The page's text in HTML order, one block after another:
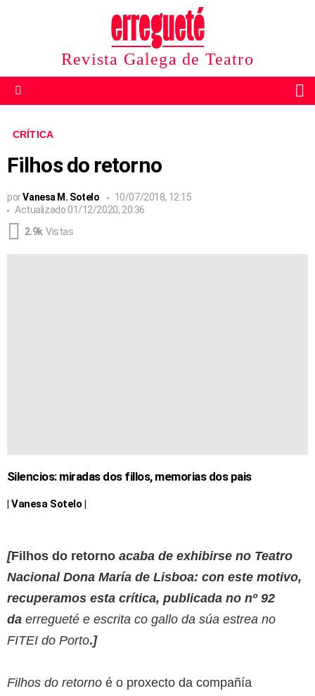
Revista Galega de Teatro
CRÍTICA
Filhos do retorno
porVanesa M. Sotelo
10/07/2018, 12:15
Actualizado 01/12/2020, 20:36
2.9k Vistas
Silencios: miradas dos fillos, memorias dos pais
| Vanesa Sotelo |
[Filhos do retorno acaba de exhibirse no Teatro
Nacional Dona María de Lisboa: con este motivo,
recuperamos esta crítica, publicada no nº 92
da erregueté e escrita co gallo da súa estrea no
FITEI do Porto.]
Filhos do retorno é o proxecto da compañía